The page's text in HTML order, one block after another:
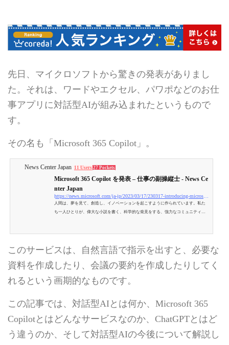
先日、マイクロソフトから驚きの発表がありまし
た。それは、ワードやエクセル、パワポなどのお仕
事アプリに対話型AIが組み込まれたというもので
す。
その名も「Microsoft 365 Copilot」。
News Center Japan 11 Users 27 Pockets
Microsoft 365 Copilot を発表 – 仕事の副操縦士 - News Ce
nter Japan
https://news.microsoft.com/ja-jp/2023/03/17/230317-introducing-microsoft-365-copilot-your-copilot-for-work/
人間は、夢を見て、創造し、イノベーションを起こすように作られています。私た
ち一人ひとりが、偉大な小説を書く、科学的な発見をする、強力なコミュニティを
このサービスは、自然言語で指示を出すと、必要な
資料を作成したり、会議の要約を作成したりしてく
れるという画期的なものです。
この記事では、対話型AIとは何か、Microsoft 365
Copilotとはどんなサービスなのか、ChatGPTとはど
う違うのか、そして対話型AIの今後について解説し